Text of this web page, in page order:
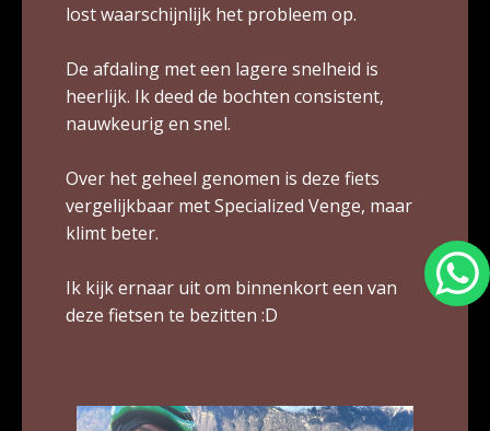
lost waarschijnlijk het probleem op.
De afdaling met een lagere snelheid is
heerlijk. Ik deed de bochten consistent,
nauwkeurig en snel.
Over het geheel genomen is deze fiets
vergelijkbaar met Specialized Venge, maar
klimt beter.
Ik kijk ernaar uit om binnenkort een van
deze fietsen te bezitten :D